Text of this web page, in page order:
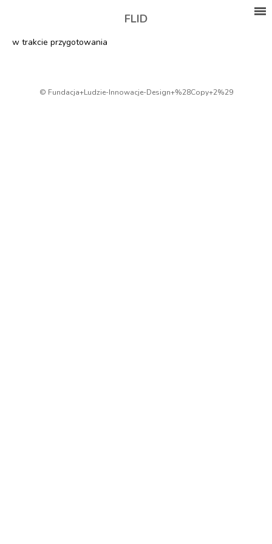
FLID
w trakcie przygotowania
© Fundacja+Ludzie-Innowacje-Design+%28Copy+2%29